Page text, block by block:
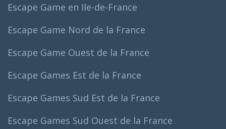
Escape Game en Ile-de-France
Escape Game Nord de la France
Escape Game Ouest de la France
Escape Games Est de la France
Escape Games Sud Est de la France
Escape Games Sud Ouest de la France